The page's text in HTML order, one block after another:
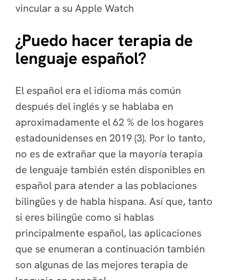
vincular a su Apple Watch
¿Puedo hacer terapia de
lenguaje español?
El español era el idioma más común
después del inglés y se hablaba en
aproximadamente el 62 % de los hogares
estadounidenses en 2019 (3). Por lo tanto,
no es de extrañar que la mayoría terapia
de lenguaje también estén disponibles en
español para atender a las poblaciones
bilingües y de habla hispana. Así que, tanto
si eres bilingüe como si hablas
principalmente español, las aplicaciones
que se enumeran a continuación también
son algunas de las mejores terapia de